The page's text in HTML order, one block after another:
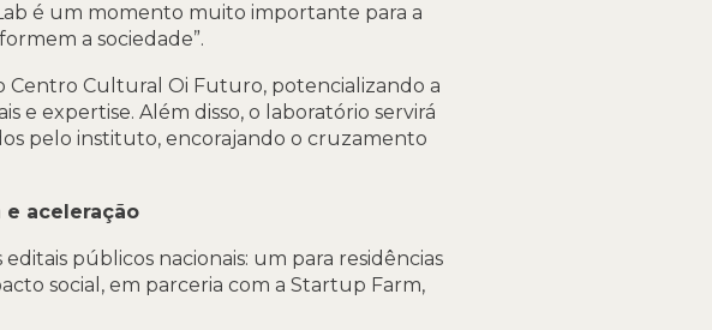
é um momento muito importante para a
a sociedade”.
Centro Cultural Oi Futuro, potencializando a
e expertise. Além disso, o laboratório servirá
pelo instituto, encorajando o cruzamento
aceleração
públicos nacionais: um para residências
social, em parceria com a Startup Farm,